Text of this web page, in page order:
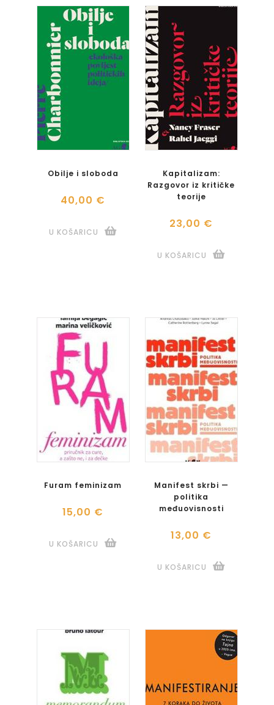
Obilje i sloboda
40,00 €
U KOŠARICU
Kapitalizam:
Razgovor iz kritičke
teorije
23,00 €
U KOŠARICU
Furam feminizam
15,00 €
U KOŠARICU
Manifest skrbi —
politika
međuovisnosti
13,00 €
U KOŠARICU